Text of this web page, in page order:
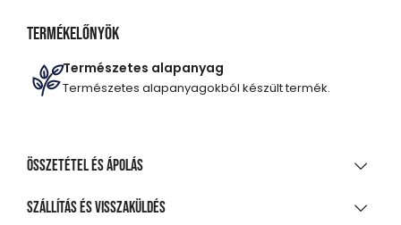
Termékelőnyök
Természetes alapanyag
Természetes alapanyagokból készült termék.
Összetétel és ápolás
ANYAGÖSSZETÉTEL
Szállítás és visszaküldés